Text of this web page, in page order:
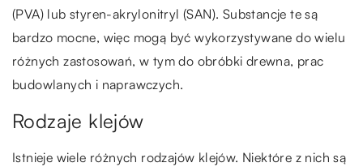
(PVA) lub styren-akrylonitryl (SAN). Substancje te są
bardzo mocne, więc mogą być wykorzystywane do wielu
różnych zastosowań, w tym do obróbki drewna, prac
budowlanych i naprawczych.
Rodzaje klejów
Istnieje wiele różnych rodzajów klejów. Niektóre z nich są